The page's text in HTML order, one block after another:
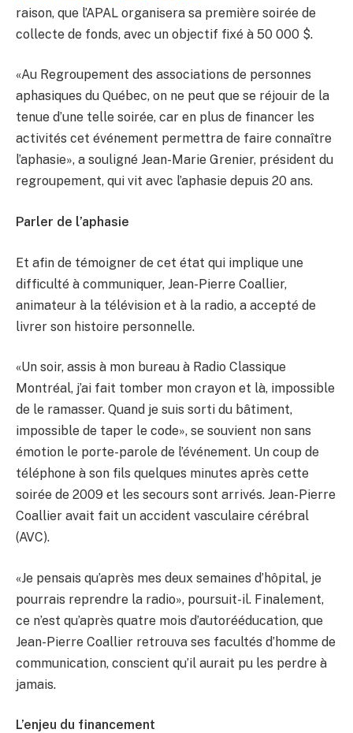
raison, que l’APAL organisera sa première soirée de
collecte de fonds, avec un objectif fixé à 50 000 $.
«Au Regroupement des associations de personnes
aphasiques du Québec, on ne peut que se réjouir de la
tenue d’une telle soirée, car en plus de financer les
activités cet événement permettra de faire connaître
l’aphasie», a souligné Jean-Marie Grenier, président du
regroupement, qui vit avec l’aphasie depuis 20 ans.
Parler de l’aphasie
Et afin de témoigner de cet état qui implique une
difficulté à communiquer, Jean-Pierre Coallier,
animateur à la télévision et à la radio, a accepté de
livrer son histoire personnelle.
«Un soir, assis à mon bureau à Radio Classique
Montréal, j’ai fait tomber mon crayon et là, impossible
de le ramasser. Quand je suis sorti du bâtiment,
impossible de taper le code», se souvient non sans
émotion le porte-parole de l’événement. Un coup de
téléphone à son fils quelques minutes après cette
soirée de 2009 et les secours sont arrivés. Jean-Pierre
Coallier avait fait un accident vasculaire cérébral
(AVC).
«Je pensais qu’après mes deux semaines d’hôpital, je
pourrais reprendre la radio», poursuit-il. Finalement,
ce n’est qu’après quatre mois d’autorééducation, que
Jean-Pierre Coallier retrouva ses facultés d’homme de
communication, conscient qu’il aurait pu les perdre à
jamais.
L’enjeu du financement